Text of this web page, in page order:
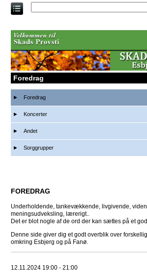
Direkte
til
Foredrag
Foredrag
Koncerter
Andet
Sorggrupper
FOREDRAG
Underholdende, tankevækkende, livgivende,
meningsudveksling, lærerigt..
Det er blot nogle af de ord der kan sættes på et
Denne side giver dig et godt overblik over
omkring Esbjerg og på Fanø.
12.11.2024 19:00 - 21:00